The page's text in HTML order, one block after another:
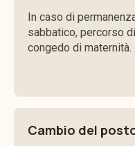
In caso di
sabbatico, percorso
congedo di maternità.
Cambio del